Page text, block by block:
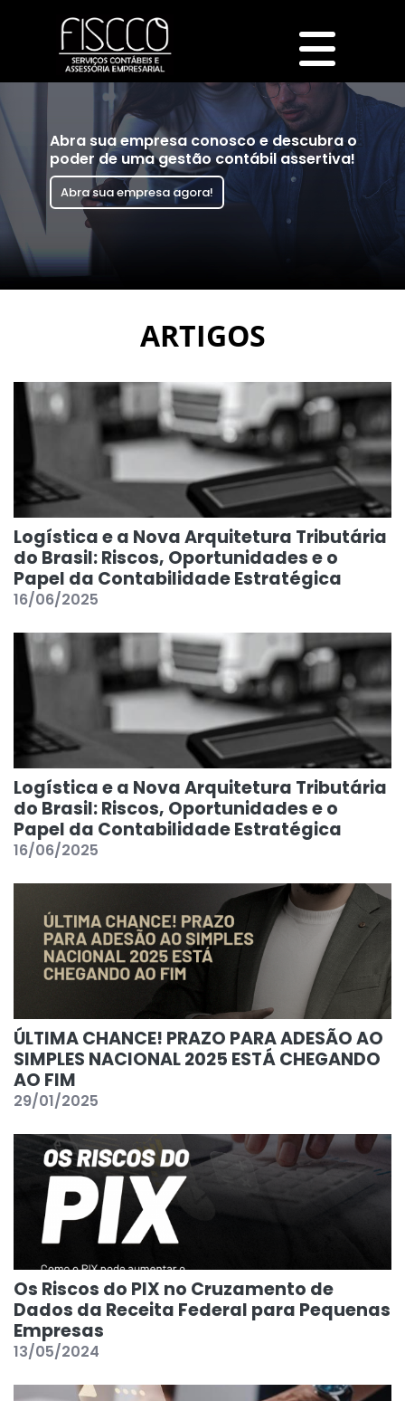
Abra sua empresa conosco e descubra o
poder de uma gestão contábil assertiva!
Abra sua empresa agora!
ARTIGOS
Logística e a Nova Arquitetura Tributária
do Brasil: Riscos, Oportunidades e o
Papel da Contabilidade Estratégica
16/06/2025
Logística e a Nova Arquitetura Tributária
do Brasil: Riscos, Oportunidades e o
Papel da Contabilidade Estratégica
16/06/2025
ÚLTIMA CHANCE! PRAZO PARA ADESÃO AO
SIMPLES NACIONAL 2025 ESTÁ CHEGANDO
AO FIM
29/01/2025
Os Riscos do PIX no Cruzamento de
Dados da Receita Federal para Pequenas
Empresas
13/05/2024